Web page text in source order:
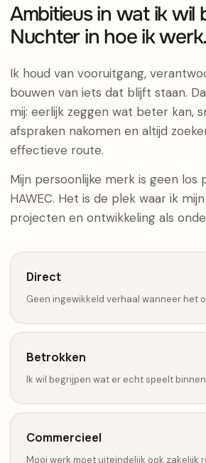
Ambitieus in wat ik wil
Nuchter in hoe ik werk.
Ik houd van vooruitgang,
bouwen van iets dat blijft staan.
mij: eerlijk zeggen wat beter kan,
afspraken nakomen en altijd
effectieve route.
Mijn persoonlijke merk is geen los
HAWEC. Het is de plek waar ik
projecten en ontwikkeling als
Direct
Geen ingewikkeld verhaal wanneer het
Betrokken
Ik wil begrijpen wat er echt speelt
Commercieel
Mooi werk moet uiteindelijk ook zakelijk